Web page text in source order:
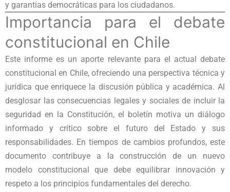
y garantías democráticas para los ciudadanos.
Importancia para el debate
constitucional en Chile
Este informe es un aporte relevante para el actual debate
constitucional en Chile, ofreciendo una perspectiva técnica y
jurídica que enriquece la discusión pública y académica. Al
desglosar las consecuencias legales y sociales de incluir la
seguridad en la Constitución, el boletín motiva un diálogo
informado y crítico sobre el futuro del Estado y sus
responsabilidades. En tiempos de cambios profundos, este
documento contribuye a la construcción de un nuevo
modelo constitucional que debe equilibrar innovación y
respeto a los principios fundamentales del derecho.